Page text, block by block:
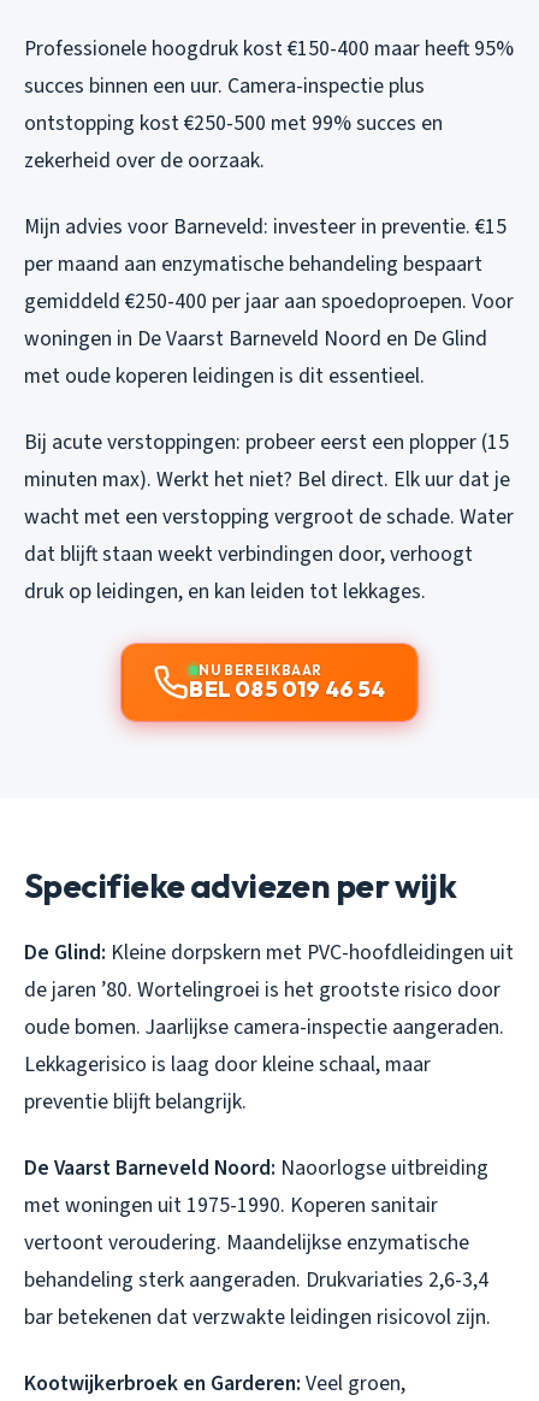
Professionele hoogdruk kost €150-400 maar heeft 95%
succes binnen een uur. Camera-inspectie plus
ontstopping kost €250-500 met 99% succes en
zekerheid over de oorzaak.
Mijn advies voor Barneveld: investeer in preventie. €15
per maand aan enzymatische behandeling bespaart
gemiddeld €250-400 per jaar aan spoedoproepen. Voor
woningen in De Vaarst Barneveld Noord en De Glind
met oude koperen leidingen is dit essentieel.
Bij acute verstoppingen: probeer eerst een plopper (15
minuten max). Werkt het niet? Bel direct. Elk uur dat je
wacht met een verstopping vergroot de schade. Water
dat blijft staan weekt verbindingen door, verhoogt
druk op leidingen, en kan leiden tot lekkages.
NU BEREIKBAAR
BEL 085 019 46 54
Specifieke adviezen per wijk
De Glind: Kleine dorpskern met PVC-hoofdleidingen uit
de jaren ’80. Wortelingroei is het grootste risico door
oude bomen. Jaarlijkse camera-inspectie aangeraden.
Lekkagerisico is laag door kleine schaal, maar
preventie blijft belangrijk.
De Vaarst Barneveld Noord: Naoorlogse uitbreiding
met woningen uit 1975-1990. Koperen sanitair
vertoont veroudering. Maandelijkse enzymatische
behandeling sterk aangeraden. Drukvariaties 2,6-3,4
bar betekenen dat verzwakte leidingen risicovol zijn.
Kootwijkerbroek en Garderen: Veel groen,